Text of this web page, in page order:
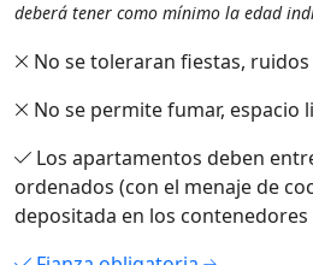
deberá tener como mínimo la edad
No se toleraran fiestas,
No se permite fumar, espacio
Los apartamentos deben
ordenados (con el menaje de
depositada en los contenedores